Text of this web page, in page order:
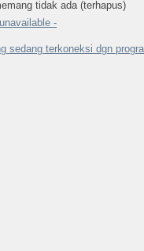
tidak ada (terhapus)
-
sedang terkoneksi dgn